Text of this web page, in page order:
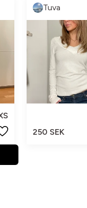
Tuva
250 SEK